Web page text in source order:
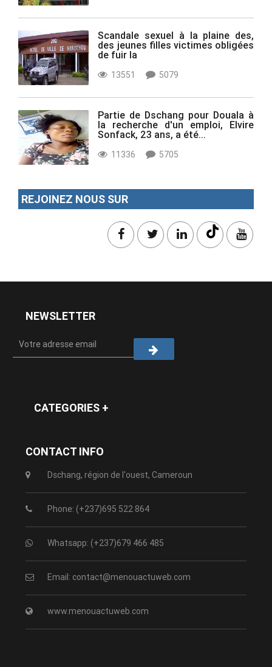
Scandale sexuel à la plaine des,
des jeunes filles victimes obligées
de fuir la
13551 5079
Partie de Dschang pour Douala à
la recherche d'un emploi, Elvire
Sonfack, 23 ans, a été...
11336 5705
REJOINEZ NOUS SUR
NEWSLETTER
CATEGORIES +
CONTACT INFO
Dschang, région de l'ouest, Cameroun
Phone: (+237)695 522 864
Whatsapp: (+237)679 466 485
Email: contact@menouactuweb.com
www.menouactuweb.com